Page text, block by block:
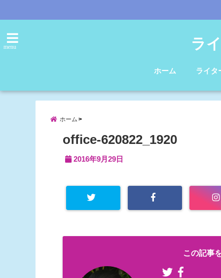
menu ラ
ホーム ライタ
ホーム
office-620822_1920
2016年9月29日
この記事